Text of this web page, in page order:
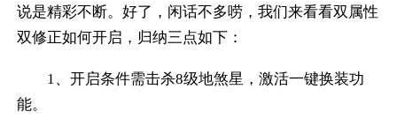
说是精彩不断。好了，闲话不多唠，我们来看看双属性
双修正如何开启，归纳三点如下：
1、开启条件需击杀8级地煞星，激活一键换装功
能。